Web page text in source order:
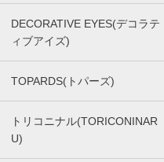
DECORATIVE EYES(デコラテ
ィブアイズ)
TOPARDS(トパーズ)
トリコニナル(TORICONINAR
U)